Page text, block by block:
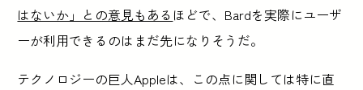
はないか」との意見もある ほどで、Bardを実際にユーザ
ーが利用できるのはまだ先になりそうだ。
テクノロジーの巨人Appleは、この点に関しては特に直